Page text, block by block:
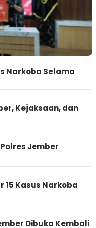
Narkoba Selama
Kejaksaan, dan
Jember
15 Kasus Narkoba
Dibuka Kembali